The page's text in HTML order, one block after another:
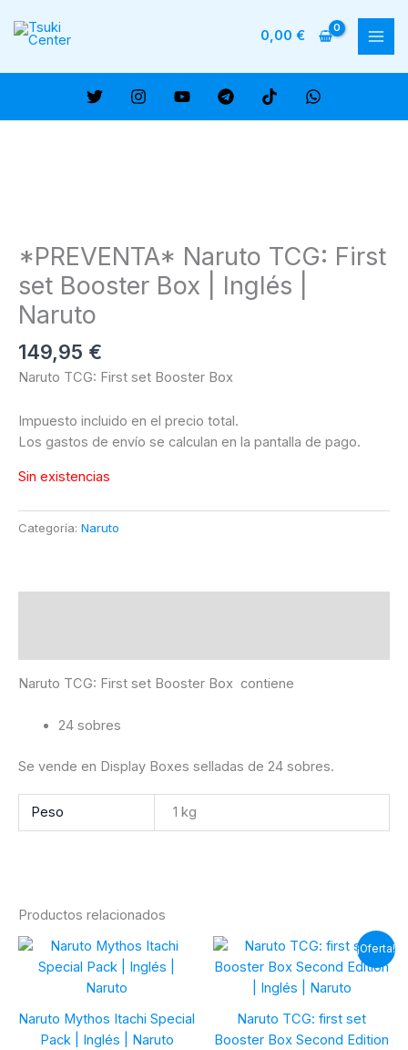
0,00 €
*PREVENTA* Naruto TCG: First
set Booster Box | Inglés |
Naruto
149,95 €
Naruto TCG: First set Booster Box
Impuesto incluido en el precio total.
Los gastos de envío se calculan en la pantalla de pago.
Sin existencias
Categoría: Naruto
Naruto TCG: First set Booster Box contiene
24 sobres
Se vende en Display Boxes selladas de 24 sobres.
Peso 1 kg
Productos relacionados
Naruto Mythos Itachi Special
Pack | Inglés | Naruto
¡Oferta!
Naruto TCG: first set
Booster Box Second Edition